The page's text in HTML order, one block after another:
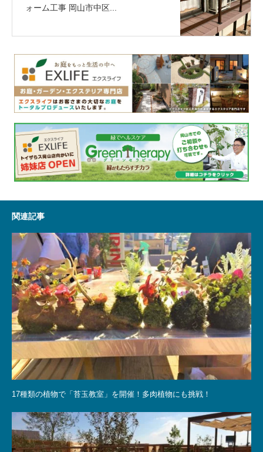
ォーム工事 岡山市中区...
関連記事
17種類の植物で「苔玉教室」を開催！多肉植物にも挑戦！